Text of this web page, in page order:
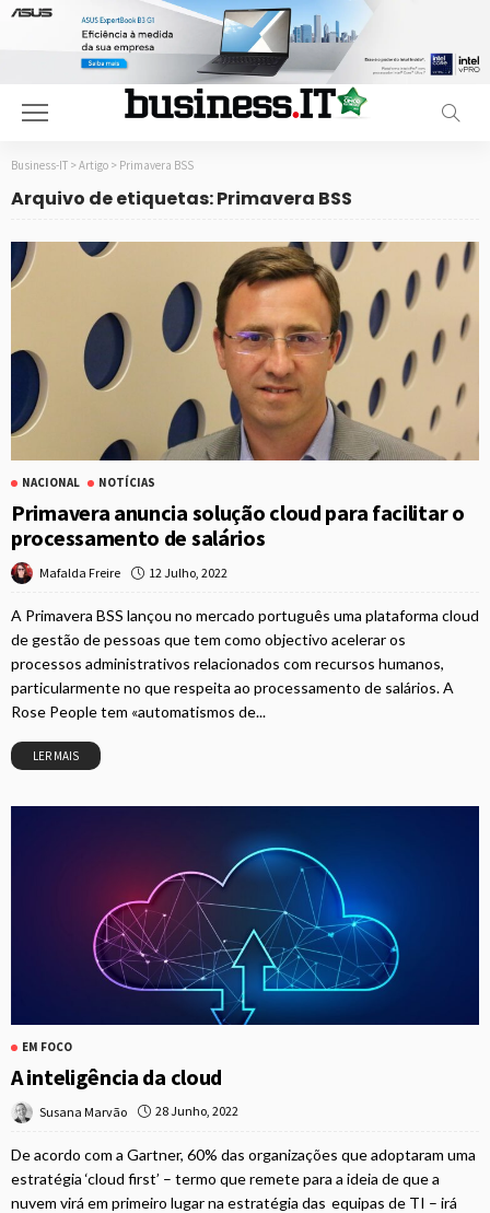
Business-IT > Artigo > Primavera BSS
Arquivo de etiquetas: Primavera BSS
NACIONAL NOTÍCIAS
Primavera anuncia solução cloud para facilitar o
processamento de salários
Mafalda Freire 12 Julho, 2022
A Primavera BSS lançou no mercado português uma plataforma cloud
de gestão de pessoas que tem como objectivo acelerar os
processos administrativos relacionados com recursos humanos,
particularmente no que respeita ao processamento de salários. A
Rose People tem «automatismos de...
LER MAIS
EM FOCO
A inteligência da cloud
Susana Marvão 28 Junho, 2022
De acordo com a Gartner, 60% das organizações que adoptaram uma
estratégia ‘cloud first’ – termo que remete para a ideia de que a
nuvem virá em primeiro lugar na estratégia das equipas de TI – irá